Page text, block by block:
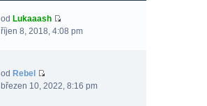
od Lukaaash
říjen 8, 2018, 4:08 pm
od Rebel
březen 10, 2022, 8:16 pm